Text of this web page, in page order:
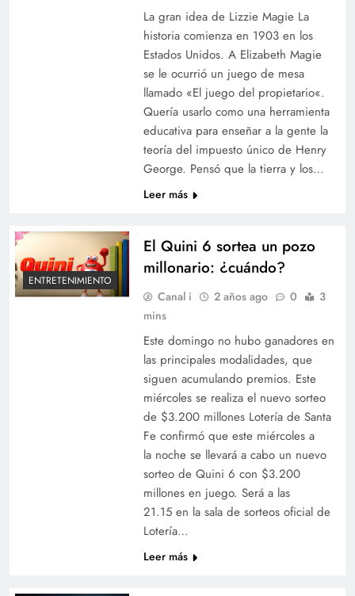
La gran idea de Lizzie Magie La
historia comienza en 1903 en los
Estados Unidos. A Elizabeth Magie
se le ocurrió un juego de mesa
llamado «El juego del propietario«.
Quería usarlo como una herramienta
educativa para enseñar a la gente la
teoría del impuesto único de Henry
George. Pensó que la tierra y los…
Leer más
ENTRETENIMIENTO
El Quini 6 sortea un pozo
millonario: ¿cuándo?
Canal i 2 años ago 0
3
mins
Este domingo no hubo ganadores en
las principales modalidades, que
siguen acumulando premios. Este
miércoles se realiza el nuevo sorteo
de $3.200 millones Lotería de Santa
Fe confirmó que este miércoles a
la noche se llevará a cabo un nuevo
sorteo de Quini 6 con $3.200
millones en juego. Será a las
21.15 en la sala de sorteos oficial de
Lotería…
Leer más